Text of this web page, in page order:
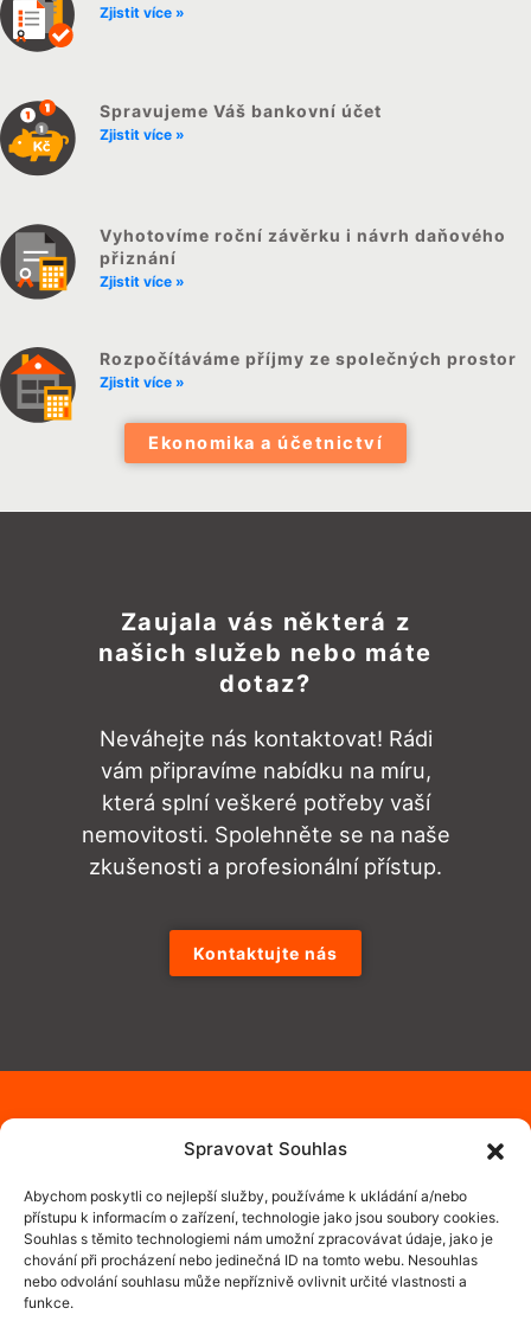
Spravovat Souhlas
Abychom poskytli co nejlepší služby, používáme k ukládání a/nebo
přístupu k informacím o zařízení, technologie jako jsou soubory cookies.
Souhlas s těmito technologiemi nám umožní zpracovávat údaje, jako je
chování při procházení nebo jedinečná ID na tomto webu. Nesouhlas
nebo odvolání souhlasu může nepříznivě ovlivnit určité vlastnosti a
funkce.
Zjistit více »
Spravujeme Váš bankovní účet
Zjistit více »
Vyhotovíme roční závěrku i návrh daňového
přiznání
Zjistit více »
Rozpočítáváme příjmy ze společných prostor
Zjistit více »
Ekonomika a účetnictví
Zaujala vás některá z
našich služeb nebo máte
dotaz?
Neváhejte nás kontaktovat! Rádi
vám připravíme nabídku na míru,
která splní veškeré potřeby vaší
nemovitosti. Spolehněte se na naše
zkušenosti a profesionální přístup.
Kontaktujte nás